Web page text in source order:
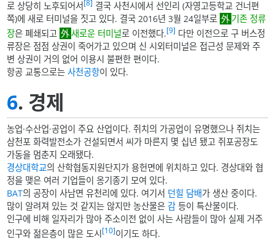
로 상당히 노후되어서[8] 결국 사천시에서 선인리 (자영고등학교 건너편
쪽)에 새로 터미널을 짓고 있다. 결국 2016년 3월 24일부로
기존 정류
장은 폐쇄되고 새로운 터미널로 이전했다.[9] 다만 이전으로 구 버스정
류장은 점점 상권이 죽어가고 있으며 신 시외터미널은 접근성 문제와 주
변 상권이 거의 없어 이용시 불편한 편이다.
항공 교통으로는사천공항이 있다.
6. 경제
농업·수산업·공업이 주요 산업이다. 쥐치의 가공업이 유명했으나 쥐치는
삼천포 화력발전소가 건설되면서 씨가 마른지 몇 십년 됐고 쥐포공장도
가동을 멈춘지 오래됐다.
경상대학교의 산학협동지원단지가 용헌면에 위치하고 있다. 경상대와 협
정을 맺은 여러 기업들이 옹기종기 모여 있다.
BAT의 공장이 사남면 유천리에 있다. 여기서 던힐 담배가 생산 중이다.
많이 알려져 있는 것 같지는 않지만 농산물은감 등이 특산물이다.
인구에 비해 일자리가 많아 주소이전 없이 사는 사람들이 많아 실제 거주
인구와 젊은층이 많은 도시[10]이기도 하다.